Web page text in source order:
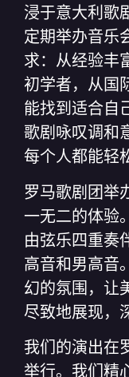
浸于意大利歌
定期举办音乐
求：从经验丰
初学者，从国
能找到适合自
歌剧咏叹调和
每个人都能轻
罗马歌剧团举
一无二的体验
由弦乐四重奏
高音和男高音
幻的氛围，让
尽致地展现，
我们的演出在
举行。我们精